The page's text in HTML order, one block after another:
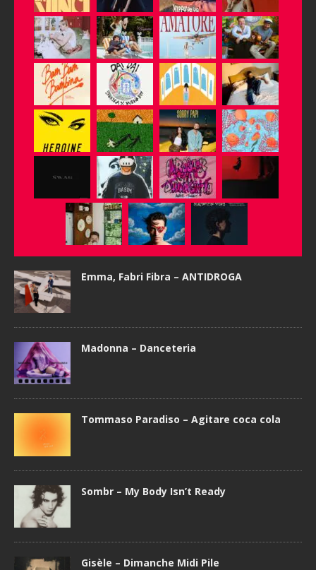
Emma, Fabri Fibra – ANTIDROGA
Madonna – Danceteria
Tommaso Paradiso – Agitare coca cola
Sombr – My Body Isn’t Ready
Gisèle – Dimanche Midi Pile